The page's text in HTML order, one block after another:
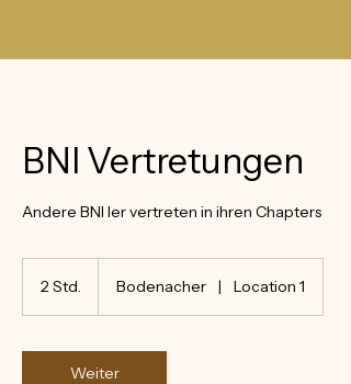
BNI Vertretungen
Andere BNI ler vertreten in ihren Chapters
2 Std.
d
.
Bodenacher | Location 1
Weiter